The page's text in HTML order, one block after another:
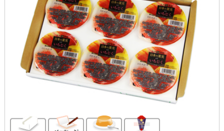
ご自宅向けメッセージカード無料
6個入り のし対応